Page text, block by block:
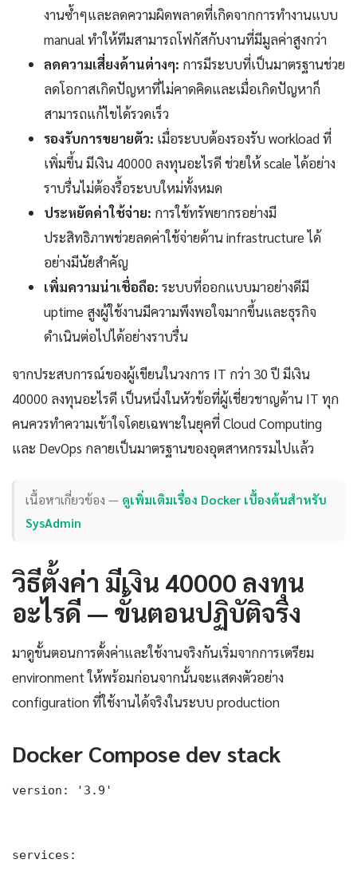
งานซ้ำๆและลดความผิดพลาดที่เกิดจากการทำงานแบบ
manual ทำให้ทีมสามารถโฟกัสกับงานที่มีมูลค่าสูงกว่า
ลดความเสี่ยงด้านต่างๆ: การมีระบบที่เป็นมาตรฐานช่วย
ลดโอกาสเกิดปัญหาที่ไม่คาดคิดและเมื่อเกิดปัญหาก็
สามารถแก้ไขได้รวดเร็ว
รองรับการขยายตัว: เมื่อระบบต้องรองรับ workload ที่
เพิ่มขึ้น มีเงิน 40000 ลงทุนอะไรดี ช่วยให้ scale ได้อย่าง
ราบรื่นไม่ต้องรื้อระบบใหม่ทั้งหมด
ประหยัดค่าใช้จ่าย: การใช้ทรัพยากรอย่างมี
ประสิทธิภาพช่วยลดค่าใช้จ่ายด้าน infrastructure ได้
อย่างมีนัยสำคัญ
เพิ่มความน่าเชื่อถือ: ระบบที่ออกแบบมาอย่างดีมี
uptime สูงผู้ใช้งานมีความพึงพอใจมากขึ้นและธุรกิจ
ดำเนินต่อไปได้อย่างราบรื่น
จากประสบการณ์ของผู้เขียนในวงการ IT กว่า 30 ปี มีเงิน
40000 ลงทุนอะไรดี เป็นหนึ่งในหัวข้อที่ผู้เชี่ยวชาญด้าน IT ทุก
คนควรทำความเข้าใจโดยเฉพาะในยุคที่ Cloud Computing
และ DevOps กลายเป็นมาตรฐานของอุตสาหกรรมไปแล้ว
เนื้อหาเกี่ยวข้อง — ดูเพิ่มเติมเรื่อง Docker เบื้องต้นสำหรับ
SysAdmin
วิธีตั้งค่า มีเงิน 40000 ลงทุน
อะไรดี — ขั้นตอนปฏิบัติจริง
มาดูขั้นตอนการตั้งค่าและใช้งานจริงกันเริ่มจากการเตรียม
environment ให้พร้อมก่อนจากนั้นจะแสดงตัวอย่าง
configuration ที่ใช้งานได้จริงในระบบ production
Docker Compose dev stack
version: '3.9'
services: